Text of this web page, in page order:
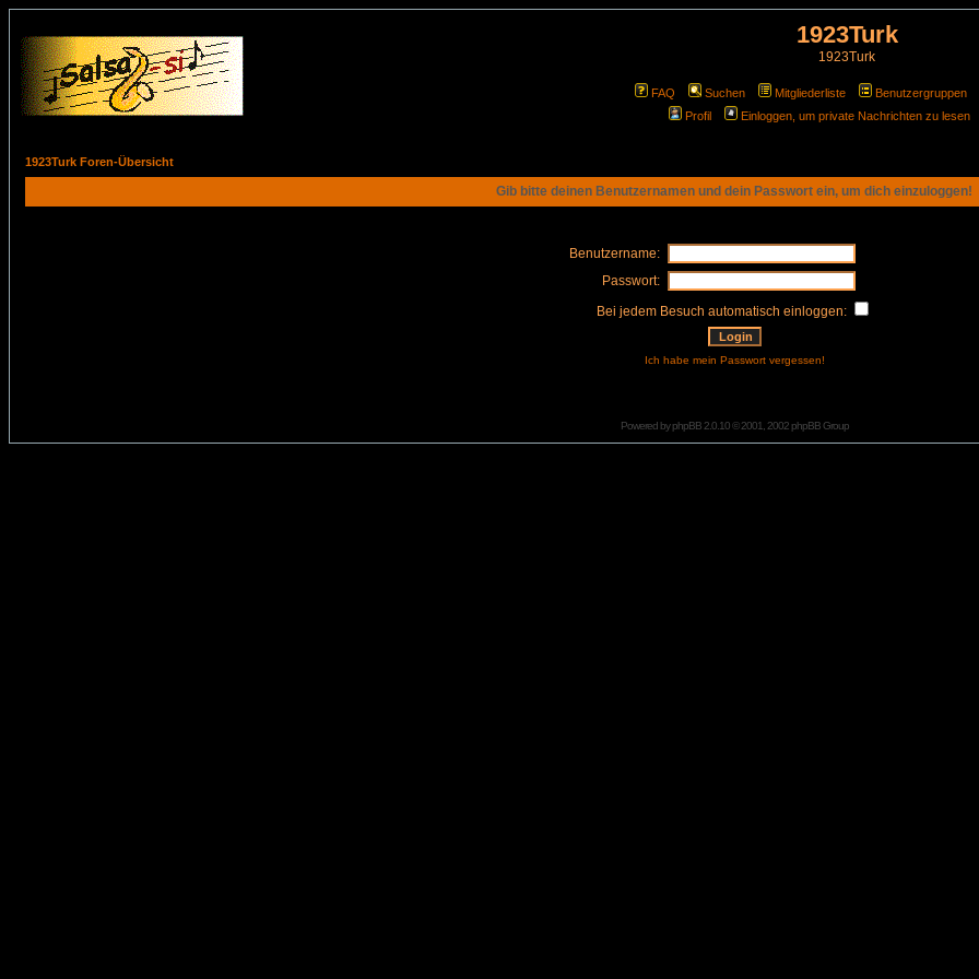
1923Turk
1923Turk
FAQ Suchen Mitgliederliste Benutzergruppen
Profil
Einloggen, um private Nachrichten zu lesen
1923Turk Foren-Übersicht
Gib bitte deinen Benutzernamen und dein Passwort ein, um dich einzuloggen!
Benutzername:
Passwort:
Bei jedem Besuch automatisch einloggen:
Ich habe mein Passwort vergessen!
Powered byphpBB2.0.10 © 2001, 2002 phpBB Group